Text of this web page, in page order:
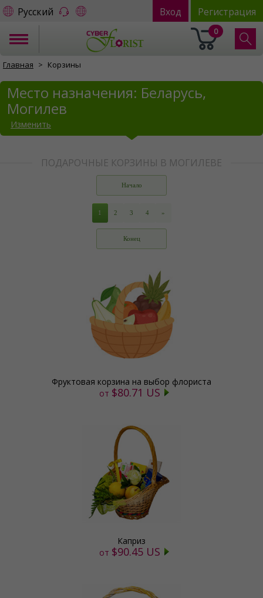
Русский Вход Регистрация
0
Главная Корзины
Место назначения: Беларусь,
Могилев
Изменить
ПОДАРОЧНЫЕ КОРЗИНЫ В МОГИЛЕВЕ
Начало
1 2 3 4 »
Конец
Фруктовая корзина на выбор флориста
от $80.71 US
Каприз
от $90.45 US